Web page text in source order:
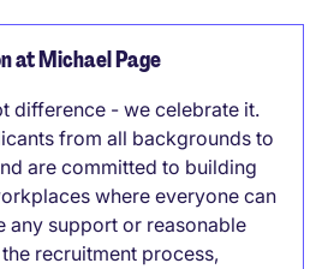
at Michael Page
difference - we celebrate it.
from all backgrounds to
are committed to building
where everyone can
any support or reasonable
recruitment process,